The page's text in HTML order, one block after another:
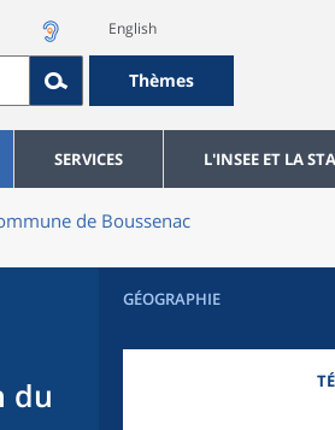
English
Thèmes
SERVICES L'INSEE ET LA
de Boussenac
du
GÉOGRAPHIE